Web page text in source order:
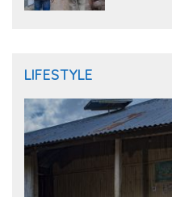
LIFESTYLE